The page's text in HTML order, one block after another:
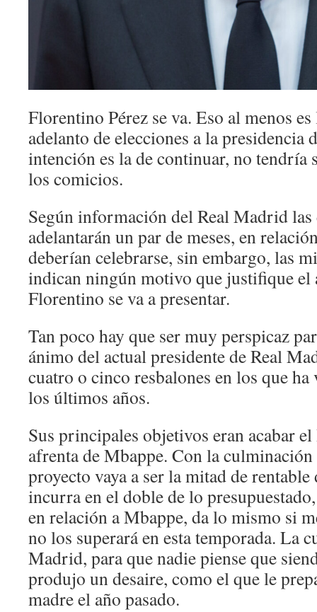
Florentino Pérez se va. Eso al menos
adelanto de elecciones a la presidencia
intención es la de continuar, no tendría
los comicios.
Según información del Real Madrid las
adelantarán un par de meses, en
deberían celebrarse, sin embargo, las
indican ningún motivo que justifique el
Florentino se va a presentar.
Tan poco hay que ser muy perspicaz
ánimo del actual presidente de Real
cuatro o cinco resbalones en los que
los últimos años.
Sus principales objetivos eran acabar
afrenta de Mbappe. Con la culminación
proyecto vaya a ser la mitad de
incurra en el doble de lo
en relación a Mbappe, da lo mismo si
no los superará en esta temporada. La
Madrid, para que nadie piense que
produjo un desaire, como el que le
madre el año pasado.